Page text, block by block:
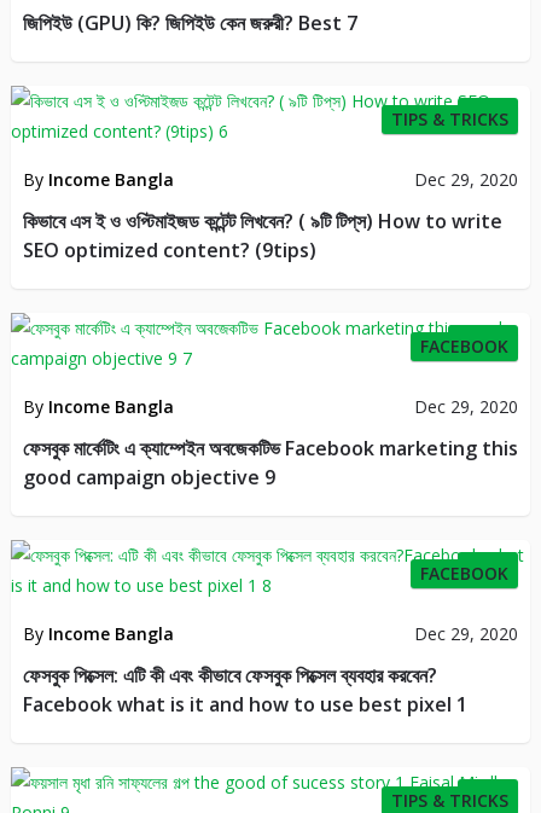
জিপিইউ (GPU) কি? জিপিইউ কেন জরুরী? Best 7
32
TIPS & TRICKS
By Income Bangla Dec 29, 2020
কিভাবে এস ই ও ওপ্টিমাইজড কন্টেন্ট লিখবেন? ( ৯টি টিপ্‌স) How to write
SEO optimized content? (9tips)
179
FACEBOOK
By Income Bangla Dec 29, 2020
ফেসবুক মার্কেটিং এ ক্যাম্পেইন অবজেকটিভ Facebook marketing this
good campaign objective 9
48
FACEBOOK
By Income Bangla Dec 29, 2020
ফেসবুক পিক্সেল: এটি কী এবং কীভাবে ফেসবুক পিক্সেল ব্যবহার করবেন?
Facebook what is it and how to use best pixel 1
10
TIPS & TRICKS